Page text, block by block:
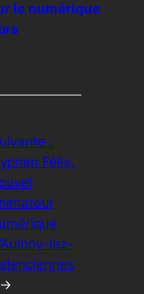
le numérique
:
Félix,
lez-
→